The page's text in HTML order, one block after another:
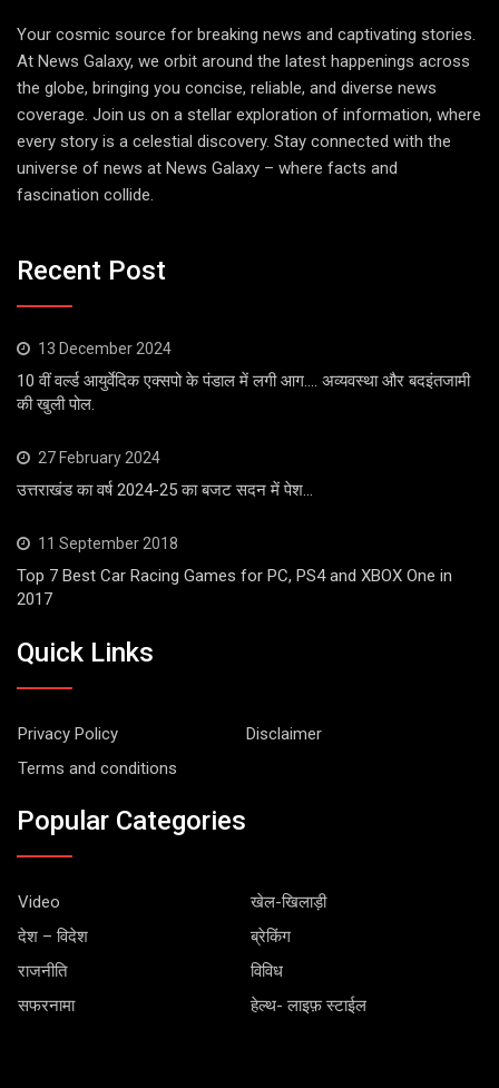
Your cosmic source for breaking news and captivating stories.
At News Galaxy, we orbit around the latest happenings across
the globe, bringing you concise, reliable, and diverse news
coverage. Join us on a stellar exploration of information, where
every story is a celestial discovery. Stay connected with the
universe of news at News Galaxy – where facts and
fascination collide.
Recent Post
13 December 2024
10 वीं वर्ल्ड आयुर्वेदिक एक्सपो के पंडाल में लगी आग…. अव्यवस्था और बदइंतजामी
की खुली पोल.
27 February 2024
उत्तराखंड का वर्ष 2024-25 का बजट सदन में पेश…
11 September 2018
Top 7 Best Car Racing Games for PC, PS4 and XBOX One in
2017
Quick Links
Privacy Policy
Disclaimer
Terms and conditions
Popular Categories
Video
खेल-खिलाड़ी
देश – विदेश
ब्रेकिंग
राजनीति
विविध
सफरनामा
हेल्थ- लाइफ़ स्टाईल